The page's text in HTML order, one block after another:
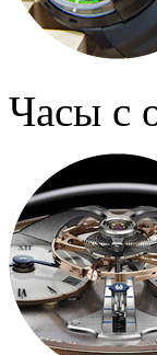
Часы с